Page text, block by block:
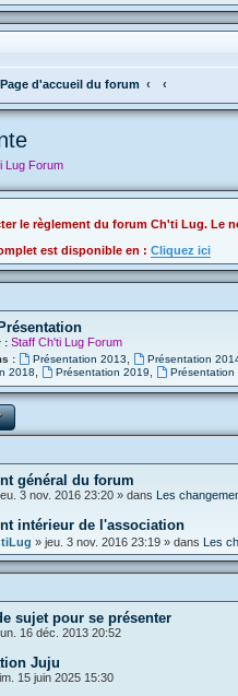
Page d'accueil du forum
Lug Forum
le règlement du forum Ch'ti Lug. Le
est disponible en : Cliquez ici
: Staff Ch'ti Lug Forum
: Présentation 2013 Présentation
2018 Présentation 2019 Présentation
général du forum
3 nov. 2016 23:20 » dans Les
intérieur de l'association
» jeu. 3 nov. 2016 23:19 » dans Les
sujet pour se présenter
16 déc. 2013 20:52
Juju
15 juin 2025 15:30